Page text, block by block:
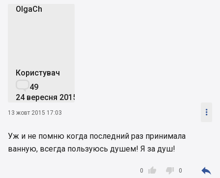
OlgaCh
Користувач
49
24 вересня 2015
13 жовт 2015 17:03 
Уж и не помню когда последний раз принимала
ванную, всегда пользуюсь душем! Я за душ!

0  0 